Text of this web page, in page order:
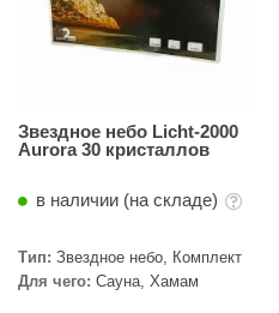
Звездное небо Licht-2000
Aurora 30 кристаллов
в наличии (на складе)
Тип: Звездное небо, Комплект
Для чего: Сауна, Хамам